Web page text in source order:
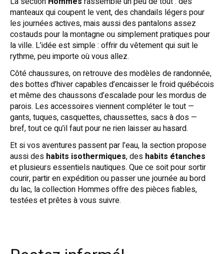
manteaux qui coupent le vent, des chandails légers pour
les journées actives, mais aussi des pantalons assez
costauds pour la montagne ou simplement pratiques pour
la ville. L’idée est simple : offrir du vêtement qui suit le
rythme, peu importe où vous allez.
Côté chaussures, on retrouve des modèles de randonnée,
des bottes d’hiver capables d’encaisser le froid québécois
et même des chaussons d’escalade pour les mordus de
parois. Les accessoires viennent compléter le tout —
gants, tuques, casquettes, chaussettes, sacs à dos —
bref, tout ce qu’il faut pour ne rien laisser au hasard.
Et si vos aventures passent par l’eau, la section propose
aussi des habits isothermiques, des habits étanches
et plusieurs essentiels nautiques. Que ce soit pour sortir
courir, partir en expédition ou passer une journée au bord
du lac, la collection Hommes offre des pièces fiables,
testées et prêtes à vous suivre.